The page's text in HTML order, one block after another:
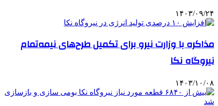
۱۴۰۳/۰۹/۲۴
مذاکره با وزارت نیرو برای تکمیل طرح‌های نیمه‌تمام
نیروگاه نکا
۱۴۰۳/۱۰/۰۸